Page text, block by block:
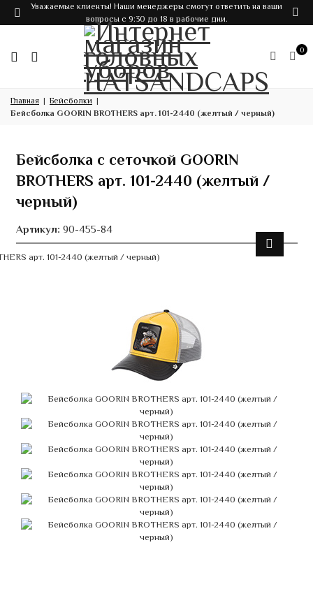
Уважаемые клиенты! Наши менеджеры смогут ответить на ваши
вопросы с 9:30 до 18 в рабочие дни.
0
Главная
Бейсболки
Бейсболка GOORIN BROTHERS арт. 101-2440 (желтый / черный)
Бейсболка с сеточкой GOORIN
BROTHERS арт. 101-2440 (желтый /
черный)
Артикул: 90-455-84